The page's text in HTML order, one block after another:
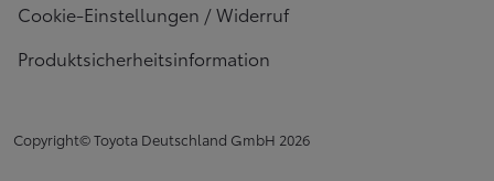
Cookie-Einstellungen / Widerruf
Produktsicherheitsinformation
Copyright© Toyota Deutschland GmbH 2026